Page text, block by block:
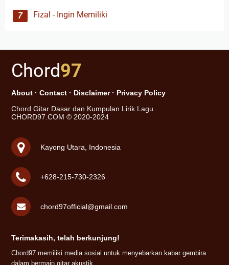
Fizal - Ingin Memiliki
Chord97
About · Contact · Disclaimer· Privacy Policy
Chord Gitar Dasar dan Kumpulan Lirik Lagu
CHORD97.COM © 2020-2024
Kayong Utara, Indonesia
+628-215-730-2326
chord97official@gmail.com
Terimakasih, telah berkunjung!
Chord97 memiliki media sosial untuk menyebarkan kabar gembira
dalam bermain gitar akustik.